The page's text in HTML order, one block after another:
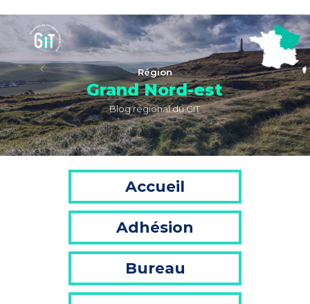
Région
Grand Nord-est
Blog régional du GIT
Accueil
Adhésion
Bureau